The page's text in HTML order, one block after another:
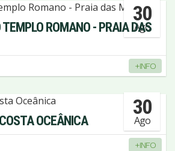
30
Ago
ROMANO - PRAIA DAS
+INFO
30
Ago
OCEÂNICA
+INFO